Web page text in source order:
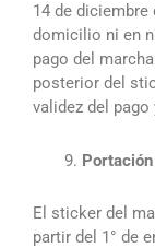
14 de diciembre
domicilio ni en
pago del
posterior del
validez del pago
El sticker del
partir del 1° de